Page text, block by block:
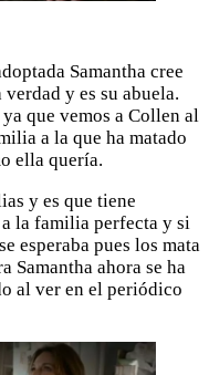
Samantha cree
y es su abuela.
que vemos a Collen al
a la que ha matado
ella quería.
y es que tiene
a la familia perfecta y si
esperaba pues los mata
Samantha ahora se ha
al ver en el periódico